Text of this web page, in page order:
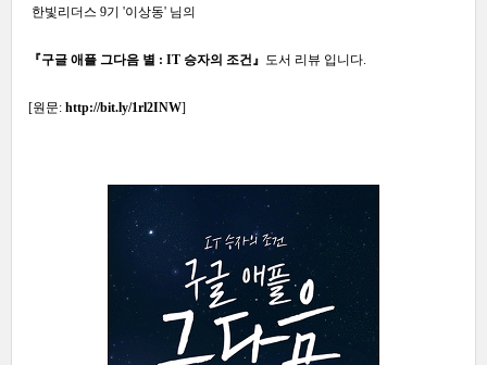
한빛리더스 9기 '이상동' 님의
『구글 애플 그다음 별 : IT 승자의 조건』 도서 리뷰 입니다.
[원문: http://bit.ly/1rl2INW]